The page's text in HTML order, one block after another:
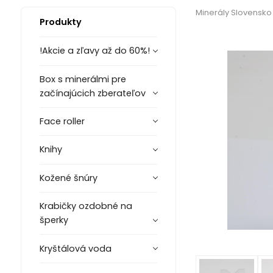
Produkty
!Akcie a zľavy až do 60%!
Box s minerálmi pre
začínajúcich zberateľov
Face roller
Knihy
Kožené šnúry
Krabičky ozdobné na
šperky
Kryštálová voda
Minerály Slovensko